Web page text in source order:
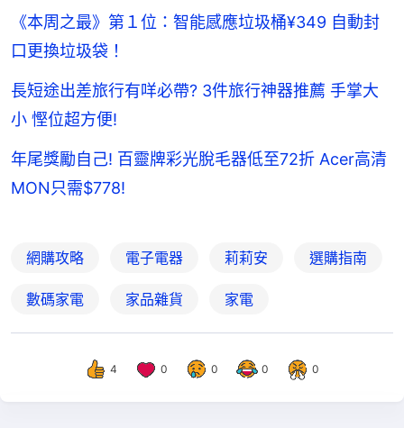
《本周之最》第１位：智能感應垃圾桶¥349 自動封
口更換垃圾袋！
長短途出差旅行有咩必帶? 3件旅行神器推薦 手掌大
小 慳位超方便!
年尾獎勵自己! 百靈牌彩光脫毛器低至72折 Acer高清
MON只需$778!
網購攻略 電子電器 莉莉安 選購指南
數碼家電 家品雜貨 家電
4 0 0 0 0